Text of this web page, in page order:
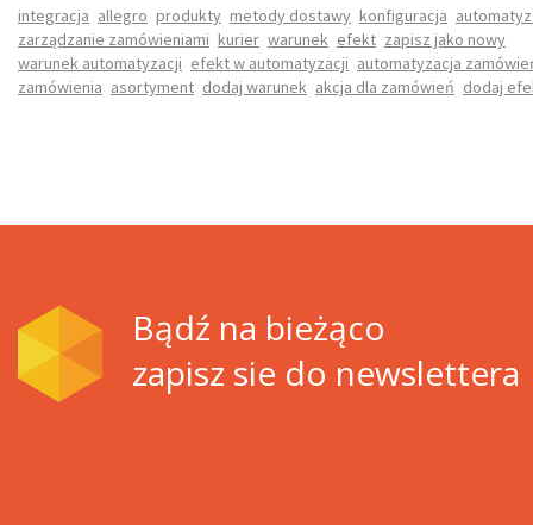
integracja allegro produkty metody dostawy konfiguracja
zarządzanie zamówieniami kurier warunek efekt zapisz jako nowy
warunek automatyzacji efekt w automatyzacji automatyzacja
zamówienia asortyment dodaj warunek akcja dla zamówień dodaj
Bądź na bieżąco
zapisz sie do newslettera